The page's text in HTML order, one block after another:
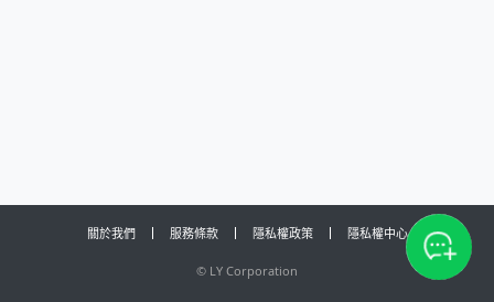
關於我們 服務條款 隱私權政策 隱私權中心
© LY Corporation